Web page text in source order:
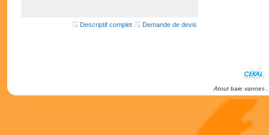
Descriptif complet Demande de devis
Atout baie vannes